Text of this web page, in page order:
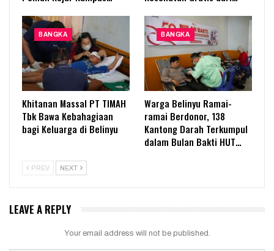
BANGKA
Khitanan Massal PT TIMAH
Tbk Bawa Kebahagiaan
bagi Keluarga di Belinyu
BANGKA
Warga Belinyu Ramai-
ramai Berdonor, 138
Kantong Darah Terkumpul
dalam Bulan Bakti HUT…
PREV NEXT
LEAVE A REPLY
Your email address will not be published.